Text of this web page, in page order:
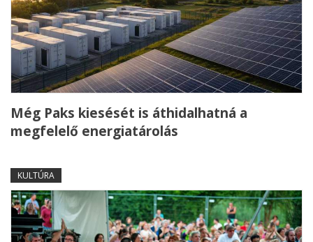
Még Paks kiesését is áthidalhatná a
megfelelő energiatárolás
KULTÚRA